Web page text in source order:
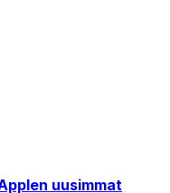
maailmaa
uusimmat